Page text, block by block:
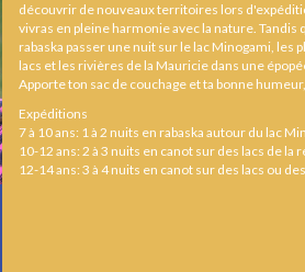
découvrir de nouveaux territoires lors
vivras en pleine harmonie avec la nature. Tandis
rabaska passer une nuit sur le lac Minogami, les
lacs et les rivières de la Mauricie dans une
Apporte ton sac de couchage et ta bonne
Expéditions
7 à 10 ans: 1 à 2 nuits en rabaska autour du lac
10-12 ans: 2 à 3 nuits en canot sur des lacs de la
12-14 ans: 3 à 4 nuits en canot sur des lacs ou